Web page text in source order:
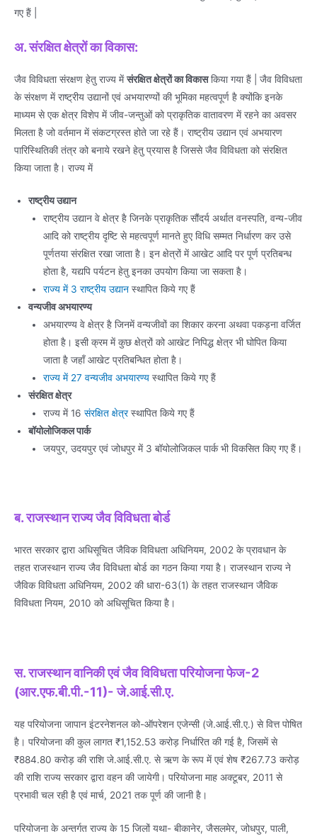
गए हैं |
अ. संरक्षित क्षेत्रों का विकास:
जैव विविधता संरक्षण हेतु राज्य मेंसंरक्षित क्षेत्रों का विकासकिया गया हैं | जैव विविधता
के संरक्षण में राष्ट्रीय उद्यानों एवं अभयारण्यों की भूमिका महत्वपूर्ण है क्योंकि इनके
माध्यम से एक क्षेत्र विशेप में जीव-जन्तुओं को प्राकृतिक वातावरण में रहने का अवसर
मिलता है जो वर्तमान में संकटग्रस्त होते जा रहे हैं। राष्ट्रीय उद्यान एवं अभयारण
पारिस्थितिकी तंत्र को बनाये रखने हेतु प्रयास है जिससे जैव विविधता को संरक्षित
किया जाता है। राज्य में
राष्ट्रीय उद्यान
राष्ट्रीय उद्यान वे क्षेत्र है जिनके प्राकृतिक सौंदर्य अर्थात वनस्पति, वन्य-जीव
आदि को राष्ट्रीय दृष्टि से महत्वपूर्ण मानते हुए विधि सम्मत निर्धारण कर उसे
पूर्णतया संरक्षित रखा जाता है। इन क्षेत्रों में आखेट आदि पर पूर्ण प्रतिबन्ध
होता है, यद्यपि पर्यटन हेतु इनका उपयोग किया जा सकता है।
राज्य में 3 राष्ट्रीय उद्यानस्थापित किये गए हैं
वन्यजीव अभयारण्य
अभयारण्य वे क्षेत्र है जिनमें वन्यजीवों का शिकार करना अथवा पकड़ना वर्जित
होता है। इसी क्रम में कुछ क्षेत्रों को आखेट निपिद्ध क्षेत्र भी घोपित किया
जाता है जहाँ आखेट प्रतिबन्धित होता है।
राज्य में 27 वन्यजीव अभयारण्यस्थापित किये गए हैं
संरक्षित क्षेत्र
राज्य में 16 संरक्षित क्षेत्रस्थापित किये गए हैं
बॉयोलोजिकल पार्क
जयपुर, उदयपुर एवं जोधपुर में 3 बॉयोलोजिकल पार्क भी विकसित किए गए हैं।
ब. राजस्थान राज्य जैव विविधता बोर्ड
भारत सरकार द्वारा अधिसूचित जैविक विविधता अधिनियम, 2002 के प्रावधान के
तहत राजस्थान राज्य जैव विविधता बोर्ड का गठन किया गया है। राजस्थान राज्य ने
जैविक विविधता अधिनियम, 2002 की धारा-63(1) के तहत राजस्थान जैविक
विविधता नियम, 2010 को अधिसूचित किया है।
स. राजस्थान वानिकी एवं जैव विविधता परियोजना फेज-2
(आर.एफ.बी.पी.-11)- जे.आई.सी.ए.
यह परियोजना जापान इंटरनेशनल को-ऑपरेशन एजेन्सी (जे.आई.सी.ए.) से वित्त पोषित
है। परियोजना की कुल लागत ₹1,152.53 करोड़ निर्धारित की गई है, जिसमें से
₹884.80 करोड़ की राशि जे.आई.सी.ए. से ऋण के रूप में एवं शेष ₹267.73 करोड़
की राशि राज्य सरकार द्वारा वहन की जायेगी। परियोजना माह अक्टूबर, 2011 से
प्रभावी चल रही है एवं मार्च, 2021 तक पूर्ण की जानी है।
परियोजना के अन्तर्गत राज्य के 15 जिलों यथा- बीकानेर, जैसलमेर, जोधपुर, पाली,